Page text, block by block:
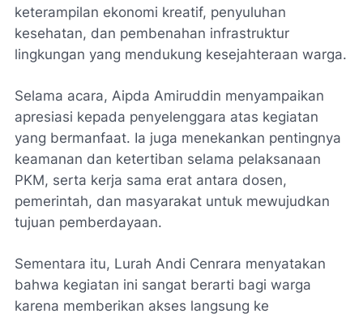
keterampilan ekonomi kreatif, penyuluhan
kesehatan, dan pembenahan infrastruktur
lingkungan yang mendukung kesejahteraan warga.
Selama acara, Aipda Amiruddin menyampaikan
apresiasi kepada penyelenggara atas kegiatan
yang bermanfaat. Ia juga menekankan pentingnya
keamanan dan ketertiban selama pelaksanaan
PKM, serta kerja sama erat antara dosen,
pemerintah, dan masyarakat untuk mewujudkan
tujuan pemberdayaan.
Sementara itu, Lurah Andi Cenrara menyatakan
bahwa kegiatan ini sangat berarti bagi warga
karena memberikan akses langsung ke